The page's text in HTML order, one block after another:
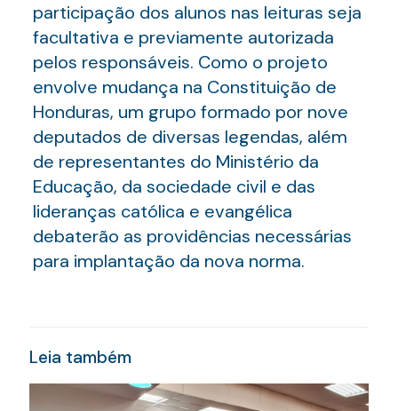
participação dos alunos nas leituras seja
facultativa e previamente autorizada
pelos responsáveis. Como o projeto
envolve mudança na Constituição de
Honduras, um grupo formado por nove
deputados de diversas legendas, além
de representantes do Ministério da
Educação, da sociedade civil e das
lideranças católica e evangélica
debaterão as providências necessárias
para implantação da nova norma.
Leia também